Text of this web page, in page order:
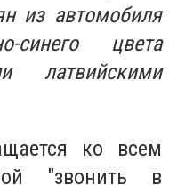
из автомобиля
цвета
латвийскими
ко всем
"звонить в